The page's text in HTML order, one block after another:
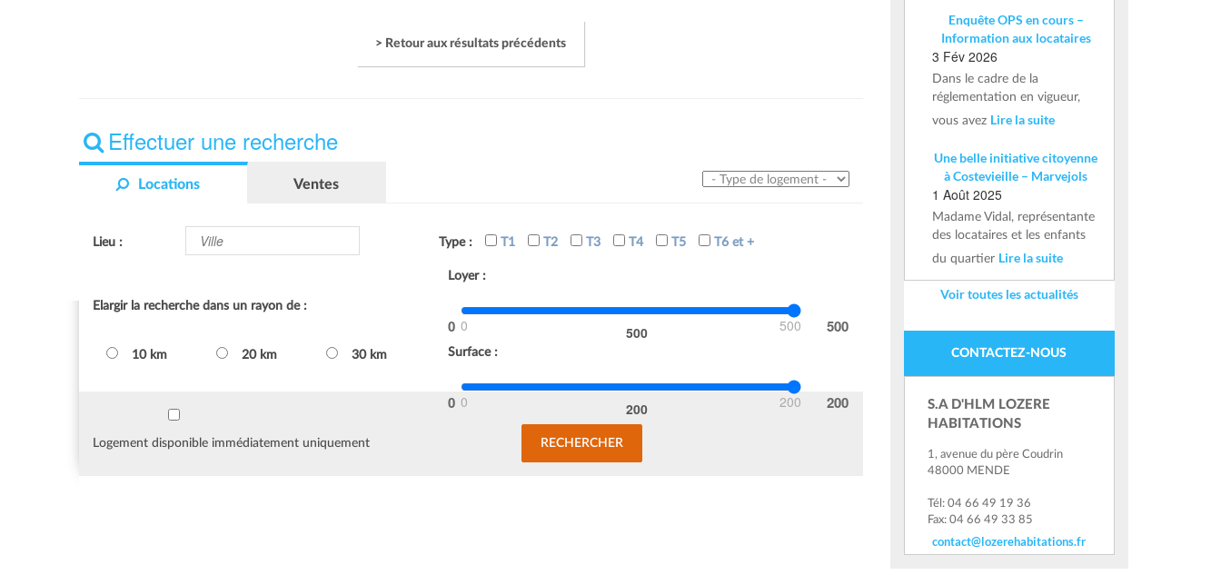
> Retour aux résultats précédents
Effectuer une recherche
Locations Ventes
Lieu : Type : T1 T2 T3 T4 T5 T6 et +
Loyer :
0 500 500
Surface :
0 200 200
Elargir la recherche dans un rayon de :
10 km 20 km 30 km
Logement disponible immédiatement uniquement
Enquête OPS en cours –
Information aux locataires
3 Fév 2026
Dans le cadre de la
réglementation en vigueur,
vous avez Lire la suite
Une belle initiative citoyenne
à Costevieille – Marvejols
1 Août 2025
Madame Vidal, représentante
des locataires et les enfants
du quartier Lire la suite
Voir toutes les actualités
CONTACTEZ-NOUS
S.A D'HLM LOZERE
HABITATIONS
1, avenue du père Coudrin
48000 MENDE
Tél: 04 66 49 19 36
Fax: 04 66 49 33 85
contact@lozerehabitations.fr